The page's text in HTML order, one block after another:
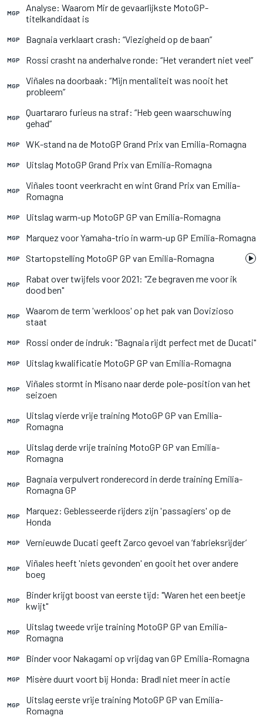
MGP
Analyse: Waarom Mir de gevaarlijkste MotoGP-
titelkandidaat is
MGP Bagnaia verklaart crash: “Viezigheid op de baan”
MGP Rossi crasht na anderhalve ronde: “Het verandert niet veel”
MGP
Viñales na doorbaak: “Mijn mentaliteit was nooit het
probleem”
MGP
Quartararo furieus na straf: “Heb geen waarschuwing
gehad”
MGP WK-stand na de MotoGP Grand Prix van Emilia-Romagna
MGP Uitslag MotoGP Grand Prix van Emilia-Romagna
MGP
Viñales toont veerkracht en wint Grand Prix van Emilia-
Romagna
MGP Uitslag warm-up MotoGP GP van Emilia-Romagna
MGP Marquez voor Yamaha-trio in warm-up GP Emilia-Romagna
MGP Startopstelling MotoGP GP van Emilia-Romagna
MGP
Rabat over twijfels voor 2021: "Ze begraven me voor ik
dood ben"
MGP
Waarom de term 'werkloos' op het pak van Dovizioso
staat
MGP Rossi onder de indruk: "Bagnaia rijdt perfect met de Ducati"
MGP Uitslag kwalificatie MotoGP GP van Emilia-Romagna
MGP
Viñales stormt in Misano naar derde pole-position van het
seizoen
MGP
Uitslag vierde vrije training MotoGP GP van Emilia-
Romagna
MGP
Uitslag derde vrije training MotoGP GP van Emilia-
Romagna
MGP
Bagnaia verpulvert ronderecord in derde training Emilia-
Romagna GP
MGP
Marquez: Geblesseerde rijders zijn 'passagiers' op de
Honda
MGP Vernieuwde Ducati geeft Zarco gevoel van ‘fabrieksrijder’
MGP
Viñales heeft 'niets gevonden' en gooit het over andere
boeg
MGP
Binder krijgt boost van eerste tijd: "Waren het een beetje
kwijt"
MGP
Uitslag tweede vrije training MotoGP GP van Emilia-
Romagna
MGP Binder voor Nakagami op vrijdag van GP Emilia-Romagna
MGP Misère duurt voort bij Honda: Bradl niet meer in actie
MGP
Uitslag eerste vrije training MotoGP GP van Emilia-
Romagna